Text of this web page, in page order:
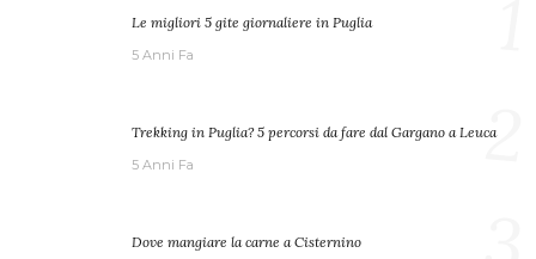
Le migliori 5 gite giornaliere in Puglia
5 Anni Fa
Trekking in Puglia? 5 percorsi da fare dal Gargano a Leuca
5 Anni Fa 2
Dove mangiare la carne a Cisternino